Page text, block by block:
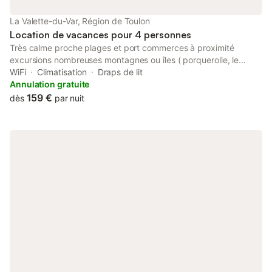
La Valette-du-Var, Région de Toulon
Location de vacances pour 4 personnes
Très calme proche plages et port commerces à proximité
excursions nombreuses montagnes ou îles ( porquerolle, le
levant) nombreuses attractions pour les enfants farniente au
bord de la piscine avec qqes grillades...
WiFi Climatisation
Draps de lit
Annulation gratuite
dès 159 € par nuit